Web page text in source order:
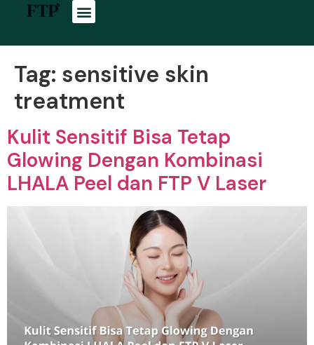
Tag: sensitive skin
treatment
Kulit Sensitif Bisa Tetap
Glowing Dengan Kombinasi
LHALA Peel dan FTP V Laser